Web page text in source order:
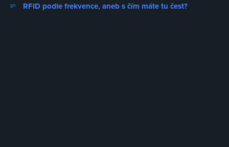
RFID podle frekvence, aneb s čím máte tu čest?